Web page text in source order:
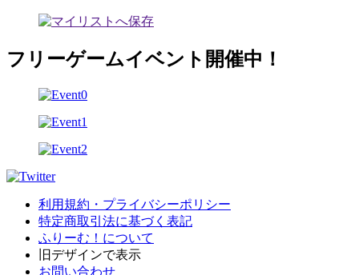
フリーゲームイベント開催中！
利用規約・プライバシーポリシー
特定商取引法に基づく表記
ふりーむ！について
旧デザインで表示
お問い合わせ